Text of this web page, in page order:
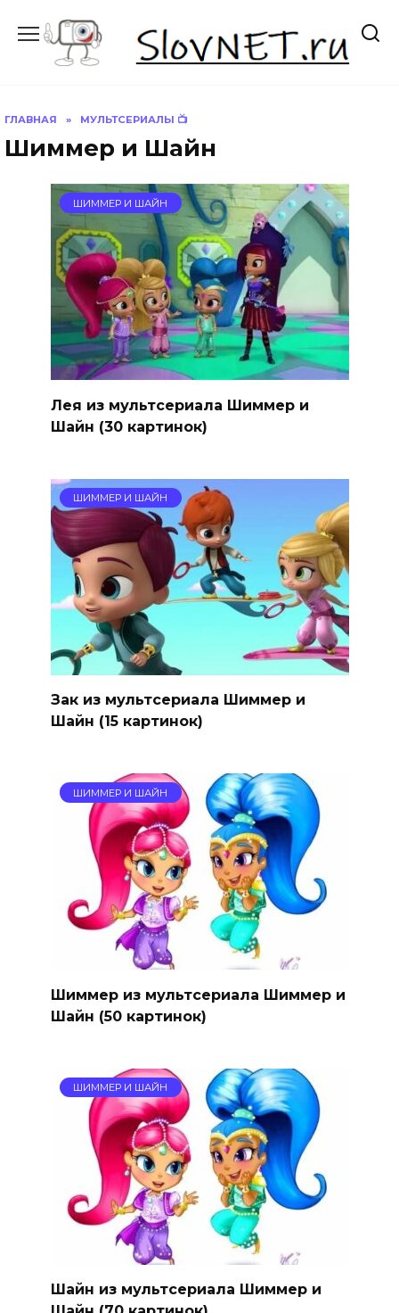
содержанию
ГЛАВНАЯ » МУЛЬТСЕРИАЛЫ 📺
Шиммер и Шайн
ШИММЕР И ШАЙН
Лея из мультсериала Шиммер и
Шайн (30 картинок)
ШИММЕР И ШАЙН
Зак из мультсериала Шиммер и
Шайн (15 картинок)
ШИММЕР И ШАЙН
Шиммер из мультсериала Шиммер и
Шайн (50 картинок)
ШИММЕР И ШАЙН
Шайн из мультсериала Шиммер и